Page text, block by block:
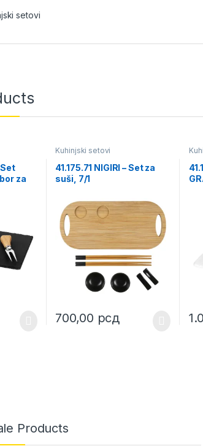
setovi
Set
za
Kuhinjski setovi
41.175.71 NIGIRI – Set za
suši, 7/1
700,00 рсд
Products